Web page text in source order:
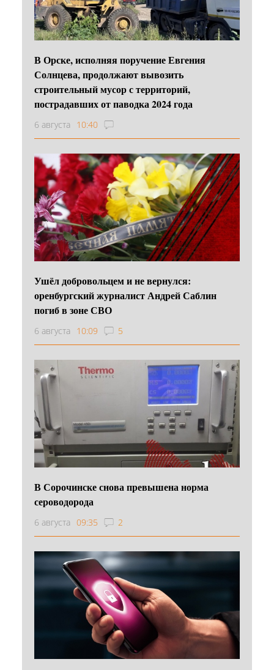
В Орске, исполняя поручение Евгения
Солнцева, продолжают вывозить
строительный мусор с территорий,
пострадавших от паводка 2024 года
6 августа 10:40
Ушёл добровольцем и не вернулся:
оренбургский журналист Андрей Саблин
погиб в зоне СВО
6 августа 10:09 5
В Сорочинске снова превышена норма
сероводорода
6 августа 09:35 2